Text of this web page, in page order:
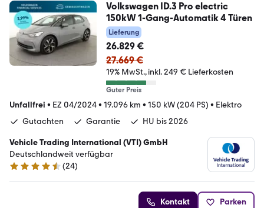
Volkswagen ID.3 Pro electric
150kW 1-Gang-Automatik 4 Türen
Lieferung
26.829 €
27.669 €
19% MwSt. inkl. 249 € Lieferkosten
Guter Preis
Unfallfrei • EZ 04/2024• 19.096 km • 150 kW (204 PS) • Elektro
Gutachten
Garantie HU bis 2026
Vehicle Trading International (VTI) GmbH
Deutschlandweit verfügbar
4.4 Sterne
(24)
Kontakt Parken